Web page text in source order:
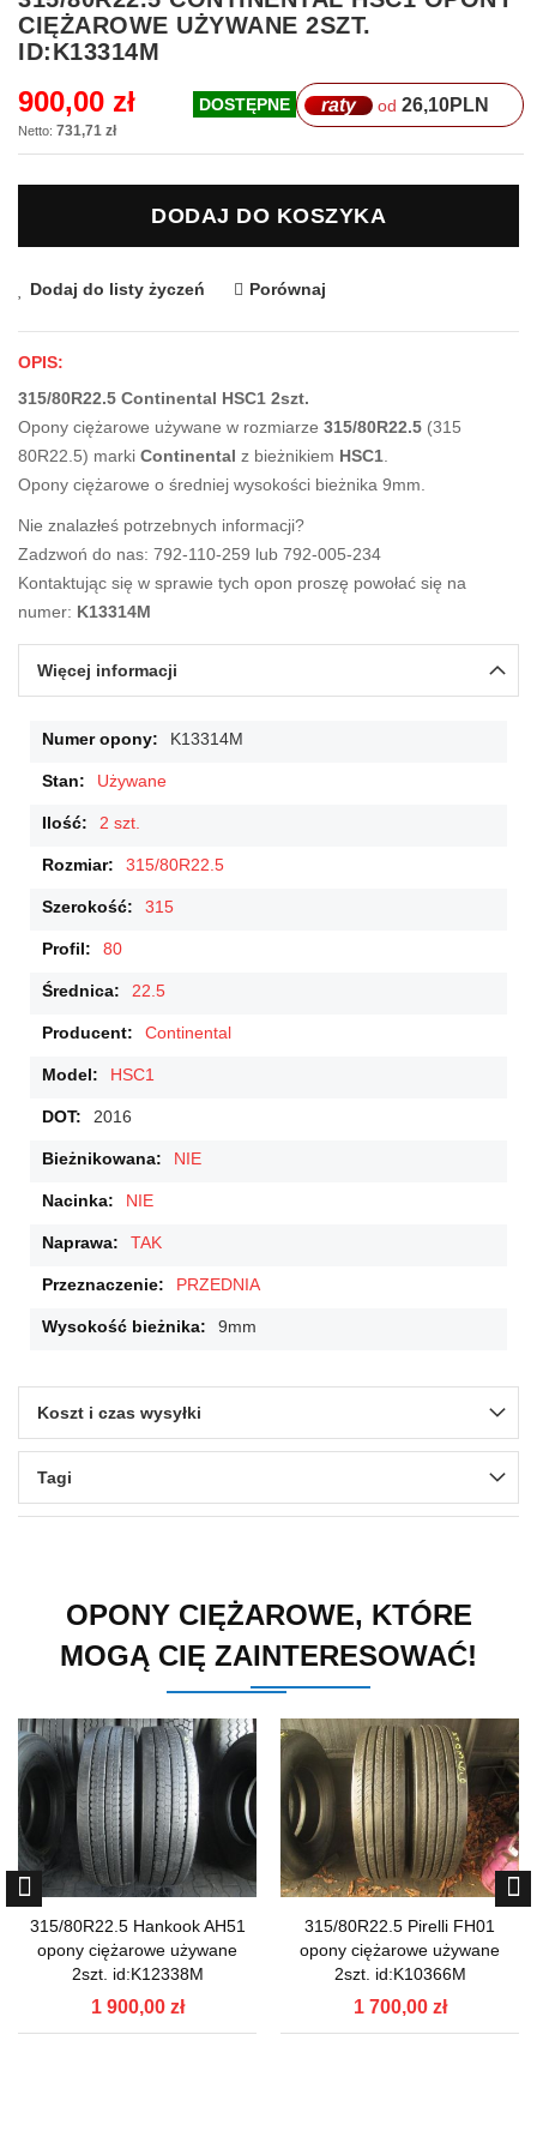
na
początek
galerii
CIĘŻAROWE UŻYWANE 2SZT.
ID:K13314M
900,00 zł
731,71 zł
DOSTĘPNE raty od 26,10PLN
DODAJ DO KOSZYKA
Dodaj do listy życzeń Porównaj
OPIS:
315/80R22.5 Continental HSC1 2szt.
Opony ciężarowe używane w rozmiarze 315/80R22.5 (315
80R22.5) marki Continental z bieżnikiem HSC1.
Opony ciężarowe o średniej wysokości bieżnika 9mm.
Nie znalazłeś potrzebnych informacji?
Zadzwoń do nas: 792-110-259 lub 792-005-234
Kontaktując się w sprawie tych opon proszę powołać się na
numer: K13314M
Więcej informacji
Więcej
K13314M
Używane
2 szt.
315/80R22.5
315
80
22.5
Continental
HSC1
2016
NIE
NIE
TAK
PRZEDNIA
9mm
Koszt i czas wysyłki
Tagi
OPONY CIĘŻAROWE, KTÓRE
MOGĄ CIĘ ZAINTERESOWAĆ!
315/80R22.5 Hankook AH51
opony ciężarowe używane
2szt. id:K12338M
1 900,00 zł
315/80R22.5 Pirelli FH01
opony ciężarowe używane
2szt. id:K10366M
1 700,00 zł